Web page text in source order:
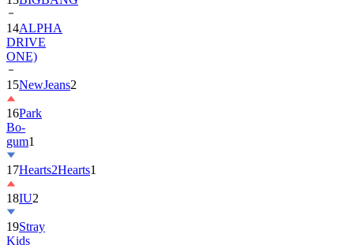
DRIVE
ONE)
15NewJeans
16Park
Bo-
gum1
17Hearts2Hearts
18IU2
19Stray
Kids
20ASTRO